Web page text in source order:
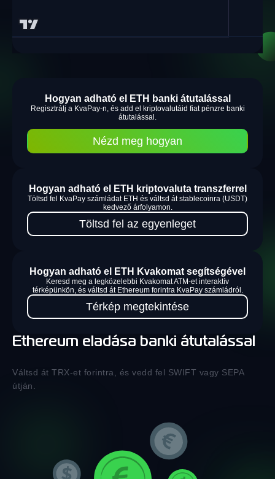
Ethereum eladása banki átutalással
Váltsd át TRX-et forintra, és vedd fel SWIFT vagy SEPA
útján.
Hogyan adható el ETH banki átutalással
Regisztrálj a KvaPay-n, és add el kriptovalutáid fiat pénzre banki
átutalással.
Nézd meg hogyan
Hogyan adható el ETH kriptovaluta transzferrel
Töltsd fel KvaPay számládat ETH és váltsd át stablecoinra (USDT)
kedvező árfolyamon.
Töltsd fel az egyenleget
Hogyan adható el ETH Kvakomat segítségével
Keresd meg a legközelebbi Kvakomat ATM-et interaktív
térképünkön, és váltsd át Ethereum forintra KvaPay számládról.
Térkép megtekintése